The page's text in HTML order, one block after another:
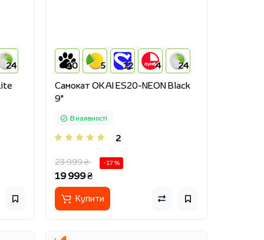
24 10 5 12 4 24
Cамокат OKAI ES20-NEON Black
9"
В наявності
2
23 999 ₴ -17 %
19 999 ₴
Купити